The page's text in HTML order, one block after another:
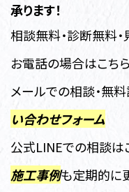
承ります！
相談無料・診断無料
お電話の場合はこちら
メールでの相談・無
い合わせフォーム
公式LINEでの相談は
施工事例も定期的に